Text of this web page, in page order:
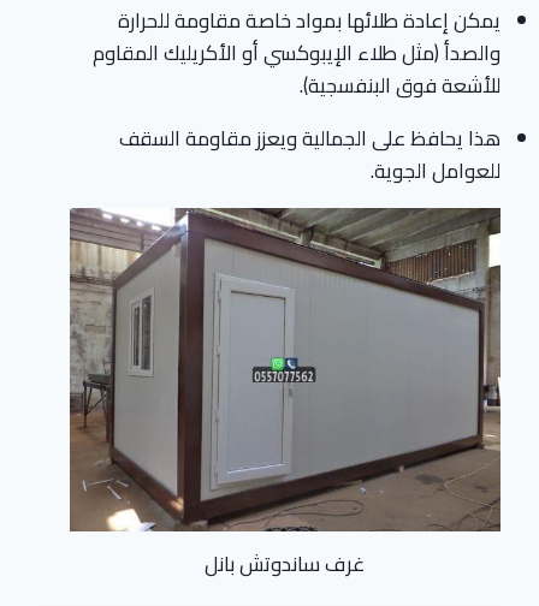
يمكن إعادة طلائها بمواد خاصة مقاومة للحرارة
والصدأ (مثل طلاء الإيبوكسي أو الأكريليك المقاوم
للأشعة فوق البنفسجية).
هذا يحافظ على الجمالية ويعزز مقاومة السقف
للعوامل الجوية.
غرف ساندوتش بانل